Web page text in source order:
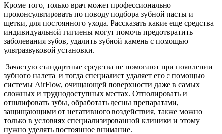
Кроме того, только врач может профессионально
проконсультировать по поводу подбора зубной пасты и
щетки, для постоянного ухода. Рассказать какие еще средства
индивидуальной гигиены могут помочь предотвратить
заболевания зубов, удалить зубной камень с помощью
ультразвуковой установки.
Зачастую стандартные средства не помогают при появлении
зубного налета, и тогда специалист удаляет его с помощью
системы AirFlow, очищающей поверхности даже в самых
сложных и труднодоступных местах. Отполировать и
отшлифовать зубы, обработать десны препаратами,
защищающими от негативного воздействия, также можно
только в условиях специализированной клиники и этому
нужно уделять постоянное внимание.